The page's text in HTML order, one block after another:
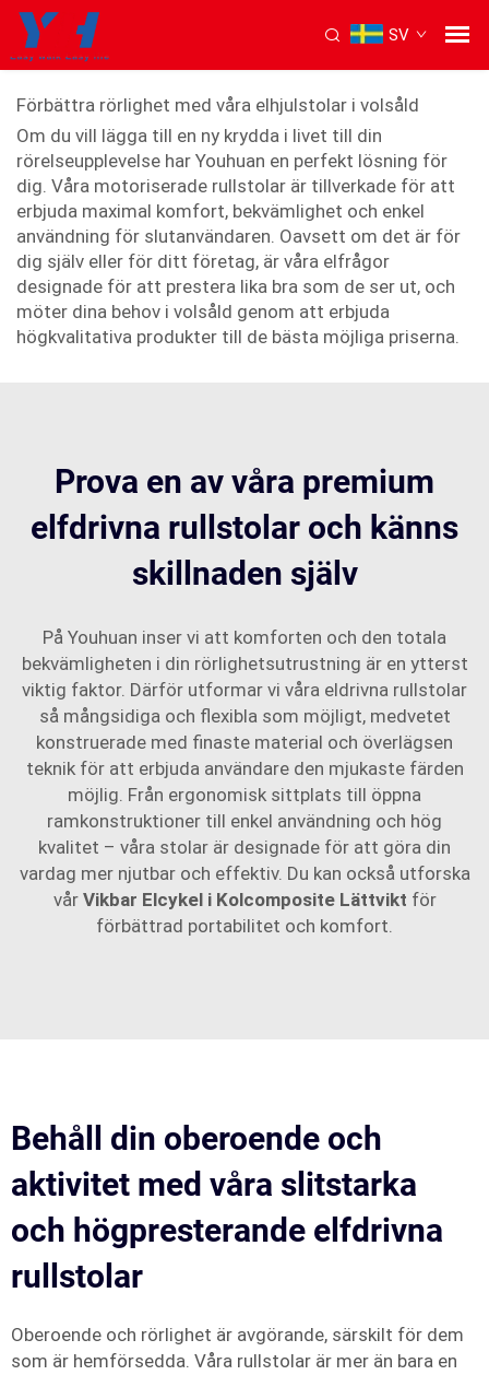
SV
Förbättra rörlighet med våra elhjulstolar i volsåld
Om du vill lägga till en ny krydda i livet till din
rörelseupplevelse har Youhuan en perfekt lösning för
dig. Våra motoriserade rullstolar är tillverkade för att
erbjuda maximal komfort, bekvämlighet och enkel
användning för slutanvändaren. Oavsett om det är för
dig själv eller för ditt företag, är våra elfrågor
designade för att prestera lika bra som de ser ut, och
möter dina behov i volsåld genom att erbjuda
högkvalitativa produkter till de bästa möjliga priserna.
Prova en av våra premium
elfdrivna rullstolar och känns
skillnaden själv
På Youhuan inser vi att komforten och den totala
bekvämligheten i din rörlighetsutrustning är en ytterst
viktig faktor. Därför utformar vi våra eldrivna rullstolar
så mångsidiga och flexibla som möjligt, medvetet
konstruerade med finaste material och överlägsen
teknik för att erbjuda användare den mjukaste färden
möjlig. Från ergonomisk sittplats till öppna
ramkonstruktioner till enkel användning och hög
kvalitet – våra stolar är designade för att göra din
vardag mer njutbar och effektiv. Du kan också utforska
vår Vikbar Elcykel i Kolcomposite Lättvikt för
förbättrad portabilitet och komfort.
Behåll din oberoende och
aktivitet med våra slitstarka
och högpresterande elfdrivna
rullstolar
Oberoende och rörlighet är avgörande, särskilt för dem
som är hemförsedda. Våra rullstolar är mer än bara en